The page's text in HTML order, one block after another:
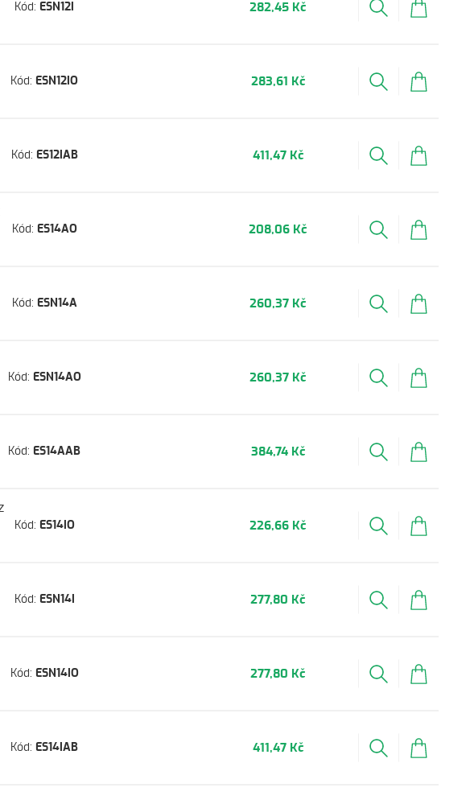
Kód: ESN12I 282,45 Kč
Kód: ESN12IO 283,61 Kč
Kód: ES12IAB 411,47 Kč
Kód: ES14AO 208,06 Kč
Kód: ESN14A 260,37 Kč
Kód: ESN14AO 260,37 Kč
Kód: ES14AAB 384,74 Kč
Kód: ES14IO 226,66 Kč
Kód: ESN14I 277,80 Kč
Kód: ESN14IO 277,80 Kč
Kód: ES14IAB 411,47 Kč